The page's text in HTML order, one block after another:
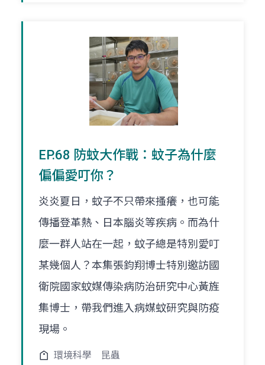
EP.68 防蚊大作戰：蚊子為什麼
偏偏愛叮你？
炎炎夏日，蚊子不只帶來搔癢，也可能
傳播登革熱、日本腦炎等疾病。而為什
麼一群人站在一起，蚊子總是特別愛叮
某幾個人？本集張鈞翔博士特別邀訪國
衛院國家蚊媒傳染病防治研究中心黃旌
集博士，帶我們進入病媒蚊研究與防疫
現場。
環境科學 昆蟲